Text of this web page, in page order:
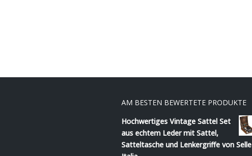
AM BESTEN BEWERTETE PRODUKTE
Hochwertiges Vintage Sattel Set
aus echtem Leder mit Sattel,
Satteltasche und Lenkergriffe von Selle